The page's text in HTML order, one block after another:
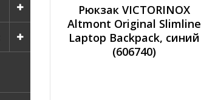
Рюкзак VICTORINOX
Altmont Original Slimline
Laptop Backpack, синий
(606740)